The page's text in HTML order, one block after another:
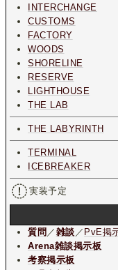
INTERCHANGE
CUSTOMS
FACTORY
WOODS
SHORELINE
RESERVE
LIGHTHOUSE
THE LAB
THE LABYRINTH
TERMINAL
ICEBREAKER
実装予定
質問 ／ 雑談 ／ PvE掲
Arena雑談掲示板
考察掲示板